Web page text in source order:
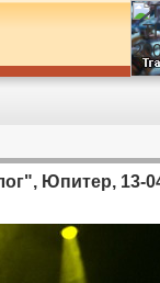
Юпитер, 13-